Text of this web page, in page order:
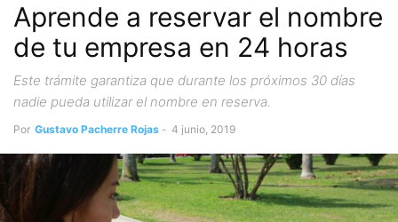
Aprende a reservar el nombre
de tu empresa en 24 horas
Este trámite garantiza que durante los próximos 30 días
nadie pueda utilizar el nombre en reserva.
Por Gustavo Pacherre Rojas - 4 junio, 2019